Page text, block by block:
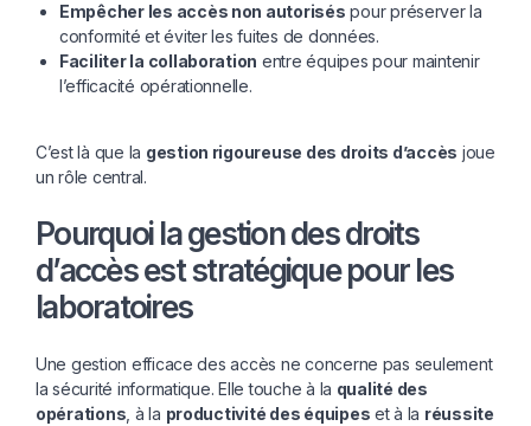
Empêcher les accès non autorisés pour préserver la
conformité et éviter les fuites de données.
Faciliter la collaboration entre équipes pour maintenir
l’efficacité opérationnelle.
C’est là que la gestion rigoureuse des droits d’accès joue
un rôle central.
Pourquoi la gestion des droits
d’accès est stratégique pour les
laboratoires
Une gestion efficace des accès ne concerne pas seulement
la sécurité informatique. Elle touche à la qualité des
opérations , à la productivité des équipes et à la réussite